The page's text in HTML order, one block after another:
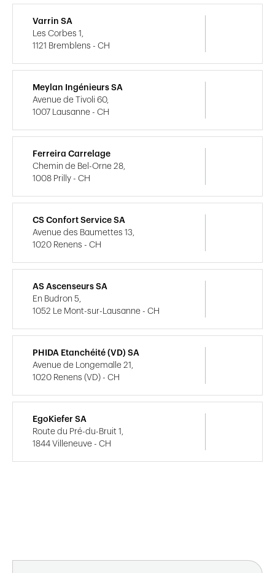
Varrin SA
Les Corbes 1,
1121 Bremblens - CH
Meylan Ingénieurs SA
Avenue de Tivoli 60,
1007 Lausanne - CH
Ferreira Carrelage
Chemin de Bel-Orne 28,
1008 Prilly - CH
CS Confort Service SA
Avenue des Baumettes 13,
1020 Renens - CH
AS Ascenseurs SA
En Budron 5,
1052 Le Mont-sur-Lausanne - CH
PHIDA Etanchéité (VD) SA
Avenue de Longemalle 21,
1020 Renens (VD) - CH
EgoKiefer SA
Route du Pré-du-Bruit 1,
1844 Villeneuve - CH